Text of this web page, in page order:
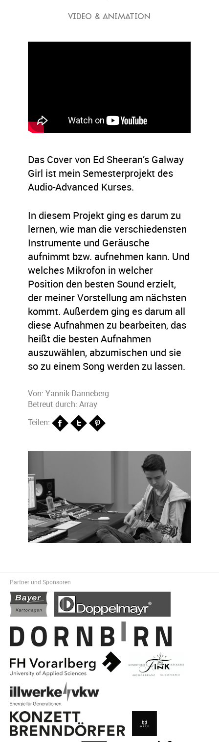
VIDEO & ANIMATION
Das Cover von Ed Sheeran’s Galway
Girl ist mein Semesterprojekt des
Audio-Advanced Kurses.
In diesem Projekt ging es darum zu
lernen, wie man die verschiedensten
Instrumente und Geräusche
aufnimmt bzw. aufnehmen kann. Und
welches Mikrofon in welcher
Position den besten Sound erzielt,
der meiner Vorstellung am nächsten
kommt. Außerdem ging es darum all
diese Aufnahmen zu bearbeiten, das
heißt die besten Aufnahmen
auszuwählen, abzumischen und sie
so zu einem Song werden zu lassen.
Von:Yannik Danneberg
Betreut durch: Array
Teilen:
Partner und Sponsoren